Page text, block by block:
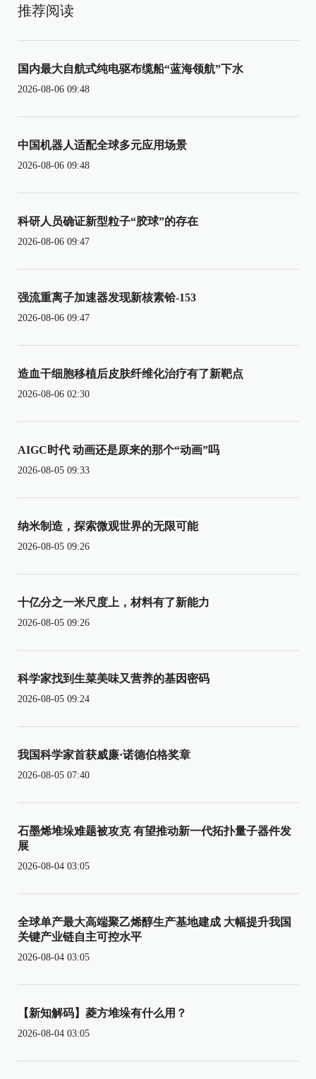
推荐阅读
国内最大自航式纯电驱布缆船“蓝海领航”下水
2026-08-06 09:48
中国机器人适配全球多元应用场景
2026-08-06 09:48
科研人员确证新型粒子“胶球”的存在
2026-08-06 09:47
强流重离子加速器发现新核素铪-153
2026-08-06 09:47
造血干细胞移植后皮肤纤维化治疗有了新靶点
2026-08-06 02:30
AIGC时代 动画还是原来的那个“动画”吗
2026-08-05 09:33
纳米制造，探索微观世界的无限可能
2026-08-05 09:26
十亿分之一米尺度上，材料有了新能力
2026-08-05 09:26
科学家找到生菜美味又营养的基因密码
2026-08-05 09:24
我国科学家首获威廉·诺德伯格奖章
2026-08-05 07:40
石墨烯堆垛难题被攻克 有望推动新一代拓扑量子器件发
展
2026-08-04 03:05
全球单产最大高端聚乙烯醇生产基地建成 大幅提升我国
关键产业链自主可控水平
2026-08-04 03:05
【新知解码】菱方堆垛有什么用？
2026-08-04 03:05